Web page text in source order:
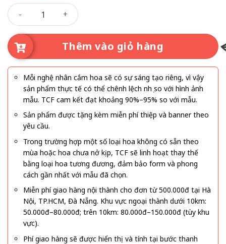
Hộp hoa 19 số lượng
Thêm vào giỏ hàng
Mỗi nghệ nhân cắm hoa sẽ có sự sáng tạo riêng, vì vậy
sản phẩm thực tế có thể chênh lệch nhẹ so với hình ảnh
mẫu. TCF cam kết đạt khoảng 90%–95% so với mẫu.
Sản phẩm được tặng kèm miễn phí thiệp và banner theo
yêu cầu.
Trong trường hợp một số loại hoa không có sẵn theo
mùa hoặc hoa chưa nở kịp, TCF sẽ linh hoạt thay thế
bằng loại hoa tương đương, đảm bảo form và phong
cách gần nhất với mẫu đã chọn.
Miễn phí giao hàng nội thành cho đơn từ 500.000đ tại Hà
Nội, TP.HCM, Đà Nẵng. Khu vực ngoại thành dưới 10km:
50.000đ–80.000đ; trên 10km: 80.000đ–150.000đ (tùy khu
vực).
Phí giao hàng sẽ được hiển thị và tính tại bước thanh